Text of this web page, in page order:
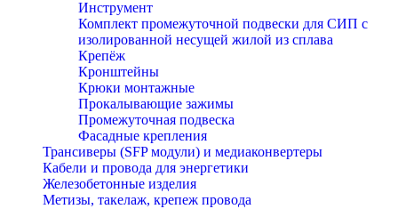
Инструмент
Комплект промежуточной подвески для СИП с
изолированной несущей жилой из сплава
Крепёж
Кронштейны
Крюки монтажные
Прокалывающие зажимы
Промежуточная подвеска
Фасадные крепления
Трансиверы (SFP модули) и медиаконвертеры
Кабели и провода для энергетики
Железобетонные изделия
Метизы, такелаж, крепеж провода